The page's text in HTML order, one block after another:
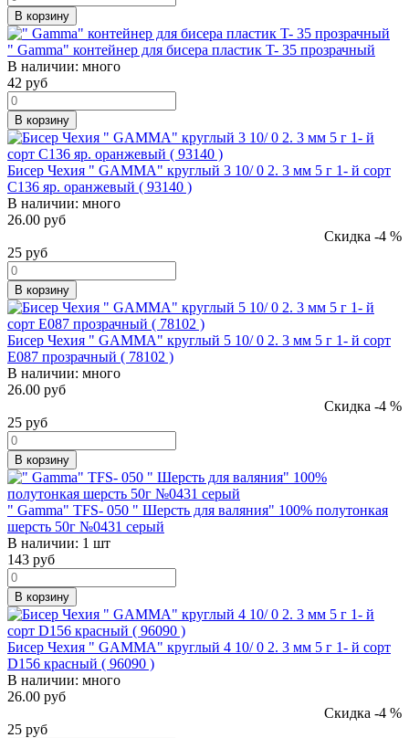
В корзину
" Gamma" контейнер для бисера пластик T- 35 прозрачный
В наличии: много
42 руб
В корзину
Бисер Чехия " GAMMA" круглый 3 10/ 0 2. 3 мм 5 г 1- й сорт
C136 яр. оранжевый ( 93140 )
В наличии: много
26.00 руб
Скидка -4 %
25 руб
В корзину
Бисер Чехия " GAMMA" круглый 5 10/ 0 2. 3 мм 5 г 1- й сорт
E087 прозрачный ( 78102 )
В наличии: много
26.00 руб
Скидка -4 %
25 руб
В корзину
" Gamma" TFS- 050 " Шерсть для валяния" 100% полутонкая
шерсть 50г №0431 серый
В наличии: 1 шт
143 руб
В корзину
Бисер Чехия " GAMMA" круглый 4 10/ 0 2. 3 мм 5 г 1- й сорт
D156 красный ( 96090 )
В наличии: много
26.00 руб
Скидка -4 %
25 руб